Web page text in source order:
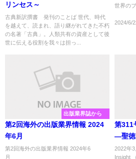
リンセス～
古典新訳撰書 発刊のことば 世代、時代
を越えて、読まれ、語り継がれてきた不朽
の名著「古典」。人類共有の資産として後
世に伝える役割を我々は担っ...
世界の
2024/6/
出版業界誌から
第2回海外の出版業界情報 2024
年6月
第2回海外の出版業界情報 2024年6
月
第311
―聖徳
2022年
Insight